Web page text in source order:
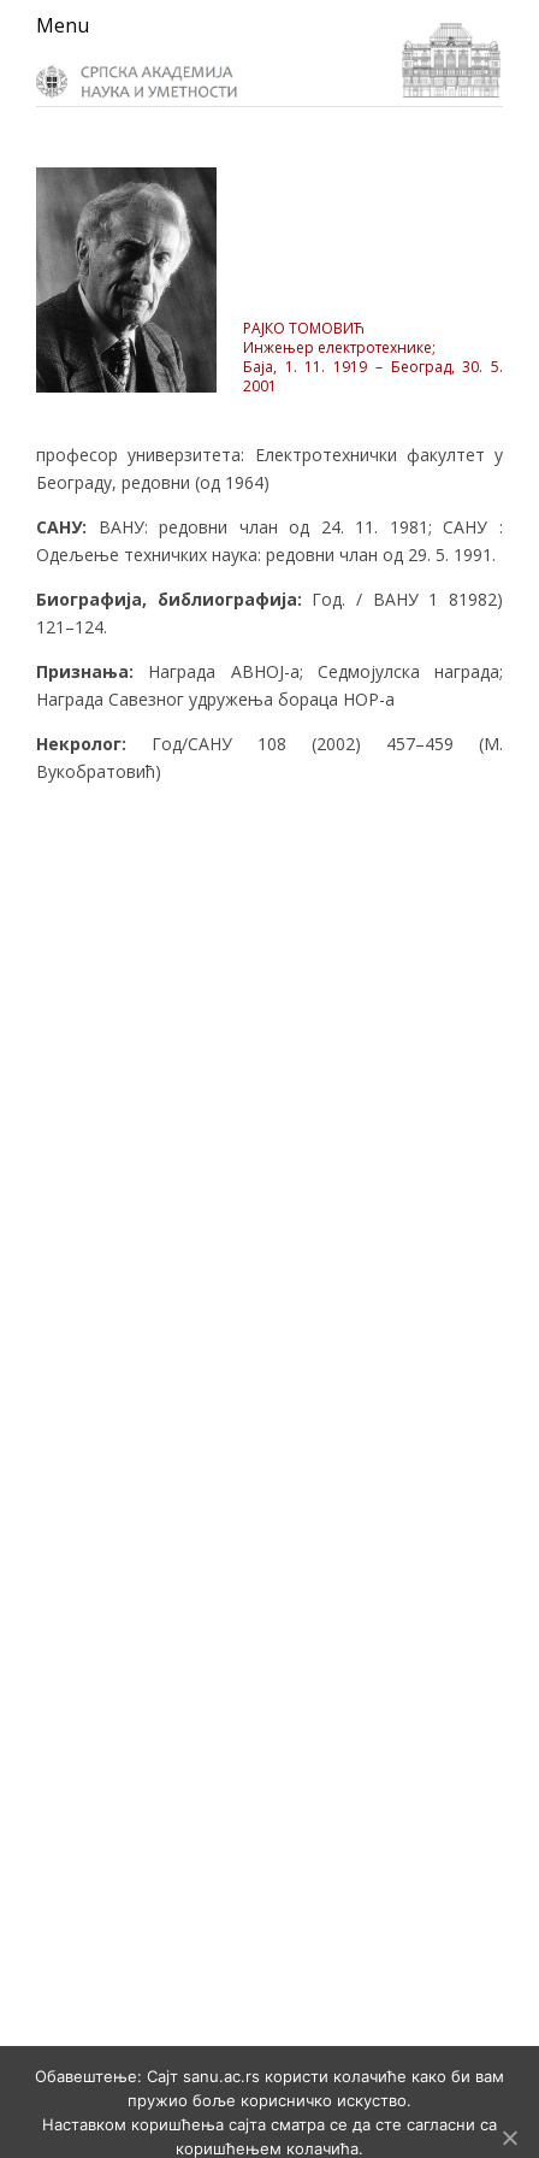
Skip
primary
navigation
Skip
main
content
Skip
primary
sidebar
Menu
РАЈКО ТОМОВИЋ
Инжењер електротехнике;
Баја, 1. 11. 1919 – Београд, 30. 5.
2001
професор универзитета: Електротехнички факултет у
Београду, редовни (од 1964)
САНУ: ВАНУ: редовни члан од 24. 11. 1981; САНУ :
Одељење техничких наука: редовни члан од 29. 5. 1991.
Биографија, библиографија: Год. / ВАНУ 1 81982)
121–124.
Признања: Награда АВНОЈ-а; Седмојулска награда;
Награда Савезног удружења бораца НОР-а
Некролог: Год/САНУ 108 (2002) 457–459 (М.
Вукобратовић)
Обавештење: Сајт sanu.ac.rs користи колачиће како би вам
пружио боље корисничко искуство.
Наставком коришћења сајта сматра се да сте сагласни са
коришћењем колачића.